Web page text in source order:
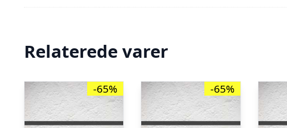
Relaterede varer
-65% -65%